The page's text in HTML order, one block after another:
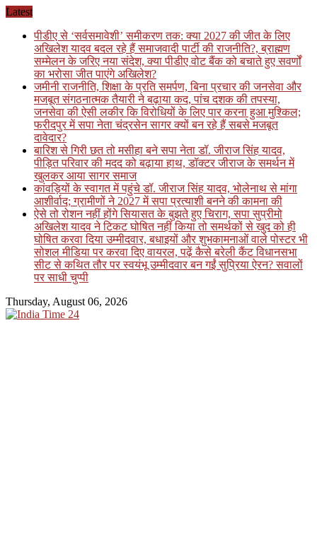
Skip
content
Latest
पीडीए से ‘सर्वसमावेशी’ समीकरण तक: क्या 2027 की जीत के लिए
अखिलेश यादव बदल रहे हैं समाजवादी पार्टी की राजनीति?, ब्राह्मण
सम्मेलन के जरिए नया संदेश, क्या पीडीए वोट बैंक को बचाते हुए सवर्णों
का भरोसा जीत पाएंगे अखिलेश?
जमीनी राजनीति, शिक्षा के प्रति समर्पण, बिना प्रचार की जनसेवा और
मजबूत संगठनात्मक तैयारी ने बढ़ाया कद, पांच दशक की तपस्या,
जनसेवा की ऐसी लकीर कि विरोधियों के लिए पार करना हुआ मुश्किल;
फरीदपुर में सपा नेता चंद्रसेन सागर क्यों बन रहे हैं सबसे मजबूत
दावेदार?
बारिश से गिरी छत तो मसीहा बने सपा नेता डॉ. जीराज सिंह यादव,
पीड़ित परिवार की मदद को बढ़ाया हाथ, डॉक्टर जीराज के समर्थन में
खुलकर आया सागर समाज
कांवड़ियों के स्वागत में पहुंचे डॉ. जीराज सिंह यादव, भोलेनाथ से मांगा
आशीर्वाद; ग्रामीणों ने 2027 में सपा प्रत्याशी बनने की कामना की
ऐसे तो रोशन नहीं होंगे सियासत के बुझते हुए चिराग, सपा सुप्रीमो
अखिलेश यादव ने टिकट घोषित नहीं किया तो समर्थकों से खुद को ही
घोषित करवा दिया उम्मीदवार, बधाइयों और शुभकामनाओं वाले पोस्टर भी
सोशल मीडिया पर करवा दिए वायरल, पढ़ें कैसे बरेली कैंट विधानसभा
सीट से कथित तौर पर स्वयंभू उम्मीदवार बन गईं सुप्रिया ऐरन? सवालों
पर साधी चुप्पी
Thursday, August 06, 2026